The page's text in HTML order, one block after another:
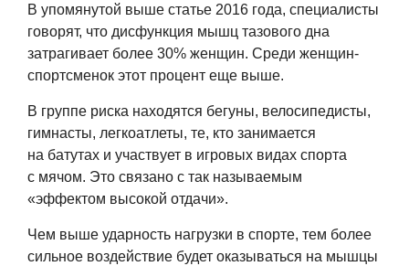
В упомянутой выше статье 2016 года, специалисты
говорят, что дисфункция мышц тазового дна
затрагивает более 30% женщин. Среди женщин-
спортсменок этот процент еще выше.
В группе риска находятся бегуны, велосипедисты,
гимнасты, легкоатлеты, те, кто занимается
на батутах и участвует в игровых видах спорта
с мячом. Это связано с так называемым
«эффектом высокой отдачи».
Чем выше ударность нагрузки в спорте, тем более
сильное воздействие будет оказываться на мышцы